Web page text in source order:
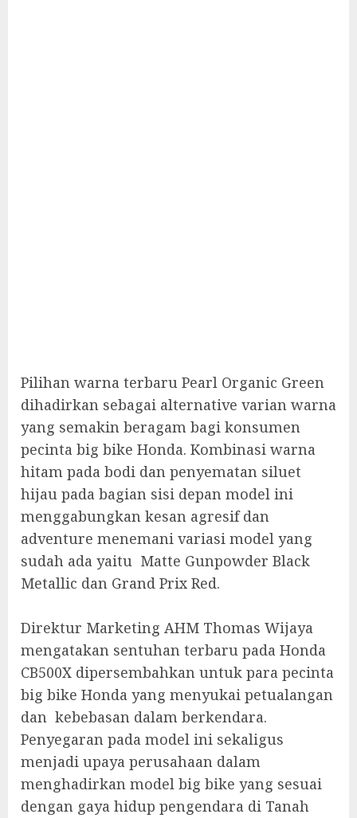
Pilihan warna terbaru Pearl Organic Green
dihadirkan sebagai alternative varian warna
yang semakin beragam bagi konsumen
pecinta big bike Honda. Kombinasi warna
hitam pada bodi dan penyematan siluet
hijau pada bagian sisi depan model ini
menggabungkan kesan agresif dan
adventure menemani variasi model yang
sudah ada yaitu Matte Gunpowder Black
Metallic dan Grand Prix Red.
Direktur Marketing AHM Thomas Wijaya
mengatakan sentuhan terbaru pada Honda
CB500X dipersembahkan untuk para pecinta
big bike Honda yang menyukai petualangan
dan kebebasan dalam berkendara.
Penyegaran pada model ini sekaligus
menjadi upaya perusahaan dalam
menghadirkan model big bike yang sesuai
dengan gaya hidup pengendara di Tanah